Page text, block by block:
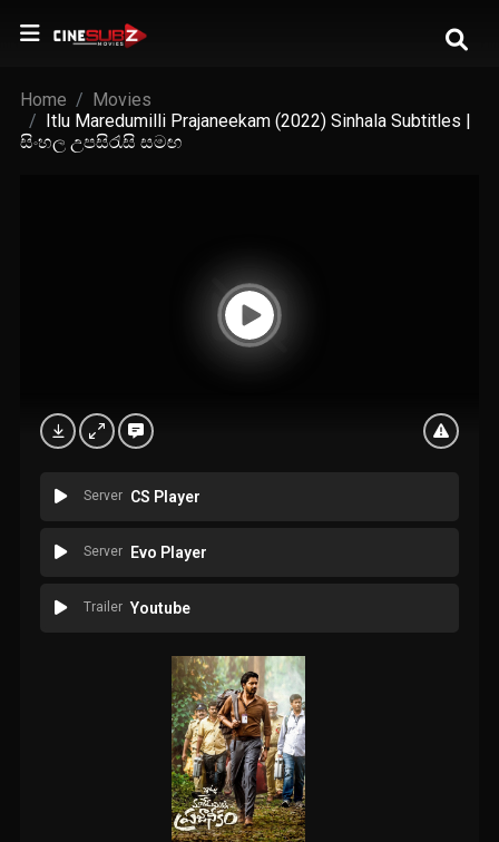
Home
Movies
Itlu Maredumilli Prajaneekam (2022) Sinhala Subtitles |
සිංහල උපසිරැසි සමඟ
Server CS Player
Server Evo Player
Trailer Youtube